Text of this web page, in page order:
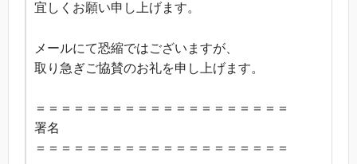
宜しくお願い申し上げます。
メールにて恐縮ではございますが、
取り急ぎご協賛のお礼を申し上げます。
＝＝＝＝＝＝＝＝＝＝＝＝＝＝＝＝＝＝＝＝
署名
＝＝＝＝＝＝＝＝＝＝＝＝＝＝＝＝＝＝＝＝